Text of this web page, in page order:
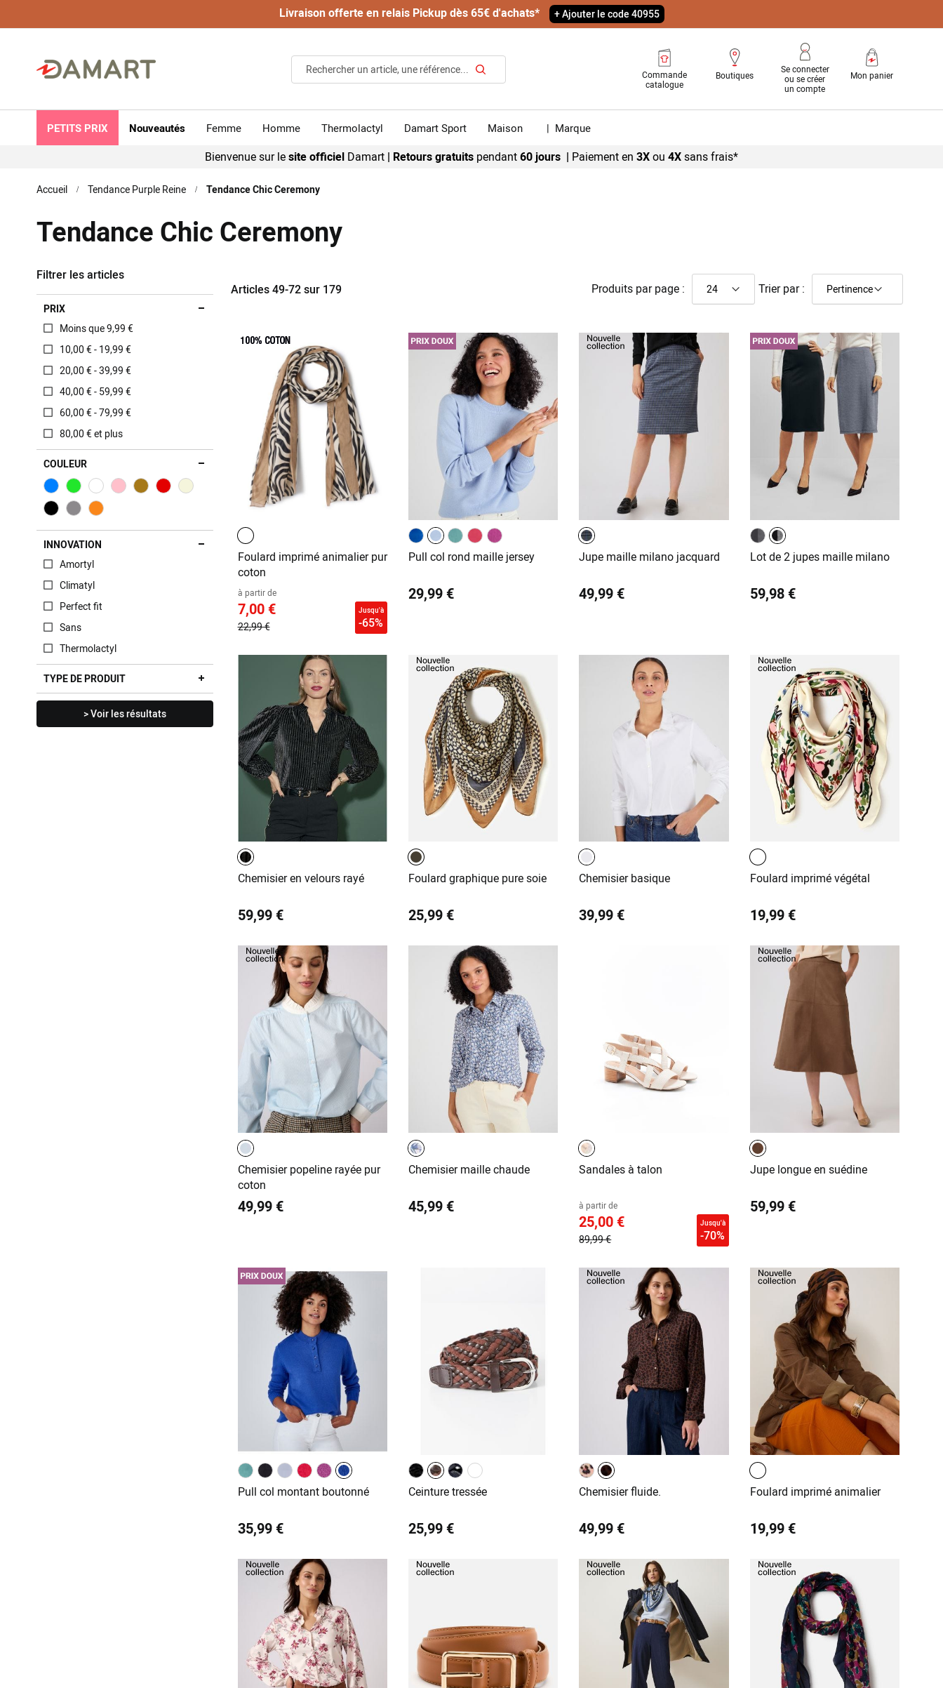
Livraison offerte en relais Pickup dès 65€ d'achats* + Ajouter le code 40955
Rechercher
Commande
catalogue
Boutiques
Se connecter
ou se créer
un compte
Mon panier
PETITS PRIX Nouveautés Femme Homme Thermolactyl Damart Sport Maison | Marque
Bienvenue sur lesite officiel Damart | Retours gratuits pendant60 jours | Paiement en 3Xou 4Xsansfrais*
Accueil Tendance Purple Reine Tendance Chic Ceremony
Tendance Chic Ceremony
Articles49-72sur 179 Produits par page : Trier par :
Foulard imprimé animalier pur
coton
à partir de
7,00 €
22,99 €
Jusqu'à
-65%
Pull col rond maille jersey
29,99 €
Jupe maille milano jacquard
49,99 €
Lot de 2 jupes maille milano
59,98 €
Chemisier en velours rayé
59,99 €
Foulard graphique pure soie
25,99 €
Chemisier basique
39,99 €
Foulard imprimé végétal
19,99 €
Chemisier popeline rayée pur
coton
49,99 €
Chemisier maille chaude
45,99 €
Sandales à talon
à partir de
25,00 €
89,99 €
Jusqu'à
-70%
Jupe longue en suédine
59,99 €
Pull col montant boutonné
35,99 €
Ceinture tressée
25,99 €
Chemisier fluide.
49,99 €
Foulard imprimé animalier
19,99 €
Filtrer les articles
PRIX
Moins que 9,99 €
10,00 € - 19,99 €
20,00 € - 39,99 €
40,00 € - 59,99 €
60,00 € - 79,99 €
80,00 € et plus
COULEUR
INNOVATION
Amortyl
Climatyl
Perfect fit
Sans
Thermolactyl
TYPE DE PRODUIT
> Voir les résultats